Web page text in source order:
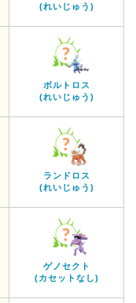
(れいじゅう)
ボルトロス
(れいじゅう)
ランドロス
(れいじゅう)
ゲノセクト
(カセットなし)